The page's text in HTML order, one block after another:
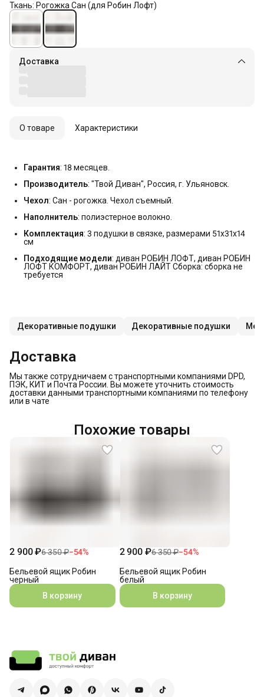
Ткань: Рогожка Сан (для Робин Лофт)
Доставка
О товаре Характеристики
Гарантия: 18 месяцев.
Производитель: "Твой Диван", Россия, г. Ульяновск.
Чехол: Сан - рогожка. Чехол съемный.
Наполнитель: полиэстерное волокно.
Комплектация: 3 подушки в связке, размерами 51х31х14
см
Подходящие модели: диван РОБИН ЛОФТ, диван РОБИН
ЛОФТ КОМФОРТ, диван РОБИН ЛАЙТ Сборка: сборка не
требуется
Декоративные подушки Декоративные подушки
Доставка
Мы также сотрудничаем с транспортными компаниями DPD,
ПЭК, КИТ и Почта России. Вы можете уточнить стоимость
доставки данными транспортными компаниями по телефону
или в чате
Похожие товары
2 900 ₽6 350 ₽−54%
Бельевой ящик Робин
черный
В корзину
2 900 ₽6 350 ₽−54%
Бельевой ящик Робин
белый
В корзину